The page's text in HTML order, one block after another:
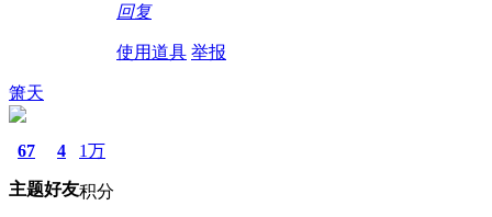
回复
使用道具 举报
箫天
67
主题
4
好友
1万
积分